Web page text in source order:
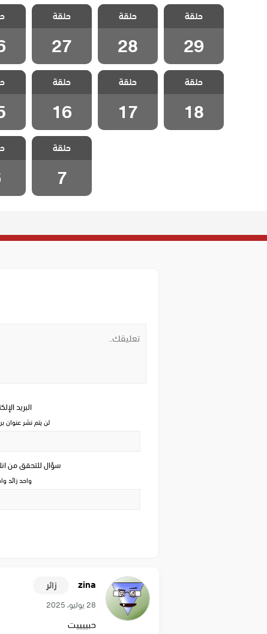
مسلسل ليلى
الحلقة 29
حلقة
29
مسلسل ليلى
الحلقة 28
حلقة
28
مسلسل ليلى
الحلقة 27
حلقة
27
مسلسل ليلى
الحلقة 18
حلقة
18
مسلسل ليلى
الحلقة 17
حلقة
17
مسلسل ليلى
الحلقة 16
حلقة
16
مسلسل ليلى
الحلقة 7
حلقة
7
سؤال للتحقق من
واحد زائد
البريد
لن يتم نشر عنوان
zina زائر
28 يوليو، 2025
حبييييت